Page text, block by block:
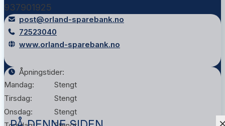
937901925
post@orland-sparebank.no
72523040
www.orland-sparebank.no
Åpningstider:
Mandag:
Stengt
Tirsdag:
Stengt
Onsdag:
Stengt